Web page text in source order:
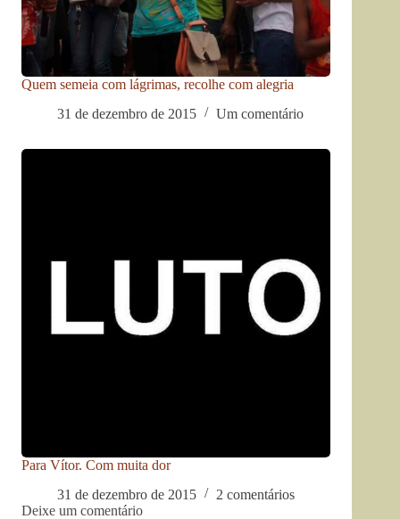
Quem semeia com lágrimas, recolhe com alegria
31 de dezembro de 2015
Um comentário
Para Vítor. Com muita dor
31 de dezembro de 2015
2 comentários
Deixe um comentário